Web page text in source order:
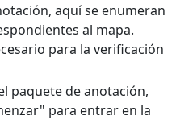
aquí se enumeran
al mapa.
para la verificación
paquete de anotación,
para entrar en la